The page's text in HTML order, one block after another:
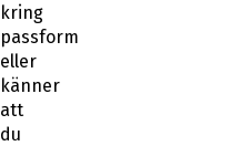
kring
passform
eller
känner
att
du